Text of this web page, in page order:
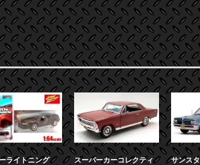
ライトニング
スーパーカーコレクティ
サンス